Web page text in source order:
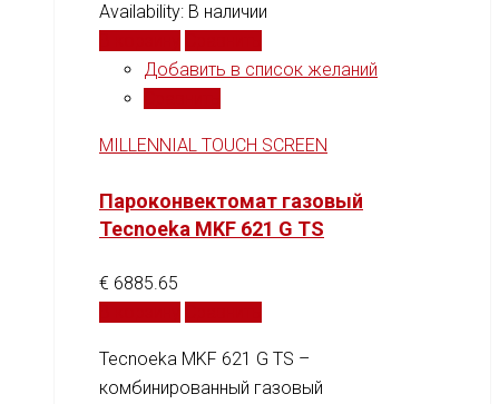
Availability: В наличии
Добавить в список желаний
MILLENNIAL TOUCH SCREEN
Пароконвектомат газовый
Tecnoeka MKF 621 G TS
€ 6885.65
Tecnoeka MKF 621 G TS –
комбинированный газовый